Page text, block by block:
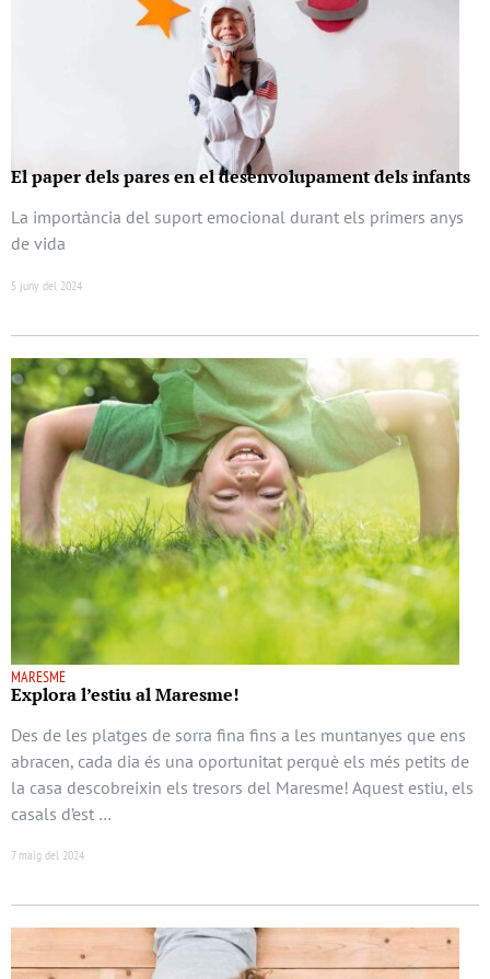
El paper dels pares en el desenvolupament dels infants
La importància del suport emocional durant els primers anys
de vida
5 juny del 2024
MARESME
Explora l’estiu al Maresme!
Des de les platges de sorra fina fins a les muntanyes que ens
abracen, cada dia és una oportunitat perquè els més petits de
la casa descobreixin els tresors del Maresme! Aquest estiu, els
casals d’est …
7 maig del 2024